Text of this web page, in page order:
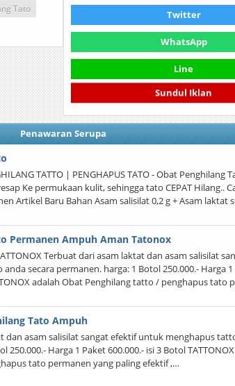
Tato
Twitter
WhatsApp
Line
Sundul Iklan
Penawaran Serupa
TATTO | PENGHAPUS TATO - Obat Penghilang
Ke permukaan kulit, sehingga tato CEPAT Hilang..
Artikel Baru Bahan Asam salisilat 0,2 g + Asam laktat
Permanen Ampuh Aman Tatonox
Terbuat dari asam laktat dan asam salisilat
secara permanen. harga: 1 Botol 250.000.- Harga
adalah Obat Penghilang tatto / penghapus tato
Tato Ampuh
dan asam salisilat sangat efektif untuk menghapus
250.000.- Harga 1 Paket 600.000.- isi 3 Botol
tato permanen yang paling efektif ,…